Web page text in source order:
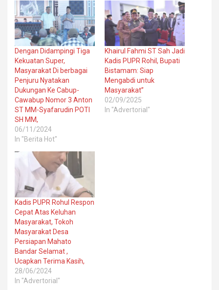
Dengan Didampingi Tiga
Kekuatan Super,
Masyarakat Di berbagai
Penjuru Nyatakan
Dukungan Ke Cabup-
Cawabup Nomor 3 Anton
ST MM-Syafarudin POTI
SH MM,
06/11/2024
In "Berita Hot"
Khairul Fahmi ST Sah Jadi
Kadis PUPR Rohil, Bupati
Bistamam: Siap
Mengabdi untuk
Masyarakat”
02/09/2025
In "Advertorial"
Kadis PUPR Rohul Respon
Cepat Atas Keluhan
Masyarakat, Tokoh
Masyarakat Desa
Persiapan Mahato
Bandar Selamat ,
Ucapkan Terima Kasih,
28/06/2024
In "Advertorial"